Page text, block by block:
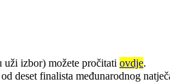
uži izbor) možete pročitati ovdje.
deset finalista međunarodnog